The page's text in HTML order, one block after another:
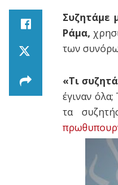
Συζητάμε
Ράμα,
των
«Τι
έγιναν
τα